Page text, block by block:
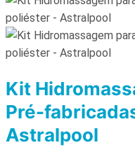
Kit
Pré-
Astralpool